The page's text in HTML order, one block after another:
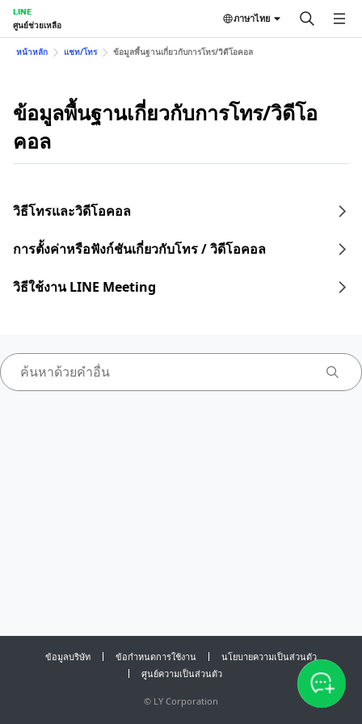
LINE
ศูนย์ช่วยเหลือ
ภาษาไทย
หน้าหลัก แชท/โทร ข้อมูลพื้นฐานเกี่ยวกับการโทร/วิดีโอคอล
ข้อมูลพื้นฐานเกี่ยวกับการโทร/วิดีโอ
คอล
วิธีโทรและวิดีโอคอล
การตั้งค่าหรือฟังก์ชันเกี่ยวกับโทร / วิดีโอคอล
วิธีใช้งาน LINE Meeting
ข้อมูลบริษัท ข้อกำหนดการใช้งาน
นโยบายความเป็นส่วนตัว
ศูนย์ความเป็นส่วนตัว
© LY Corporation